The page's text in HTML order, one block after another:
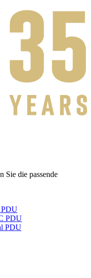
Sie die passende
PDU
PDU
PDU